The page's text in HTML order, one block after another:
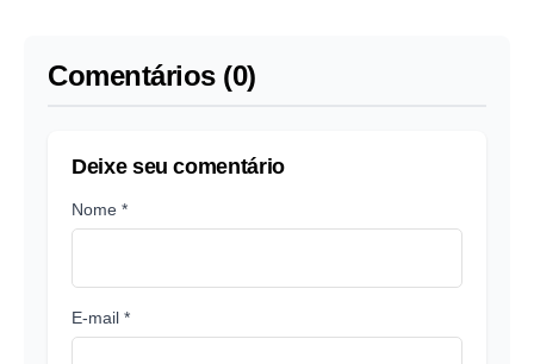
Comentários (0)
Deixe seu comentário
Nome *
E-mail *